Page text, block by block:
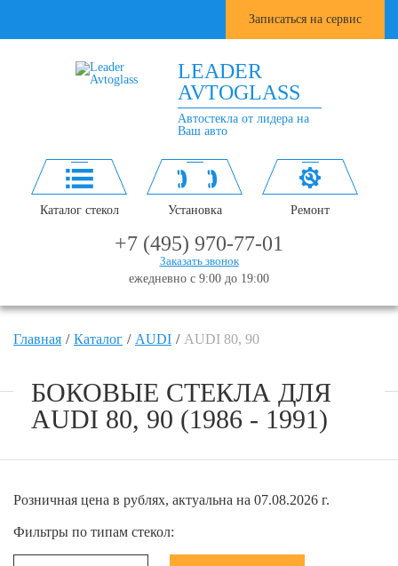
Записаться на сервис
LEADER
AVTOGLASS
Автостекла от лидера на
Ваш авто
Каталог стекол Установка Ремонт
+7 (495) 970-77-01
Заказать звонок
ежедневно с 9:00 до 19:00
Главная Каталог AUDI AUDI 80, 90
БОКОВЫЕ СТЕКЛА ДЛЯ
AUDI 80, 90 (1986 - 1991)
Розничная цена в рублях, актуальна на 07.08.2026 г.
Фильтры по типам стекол: